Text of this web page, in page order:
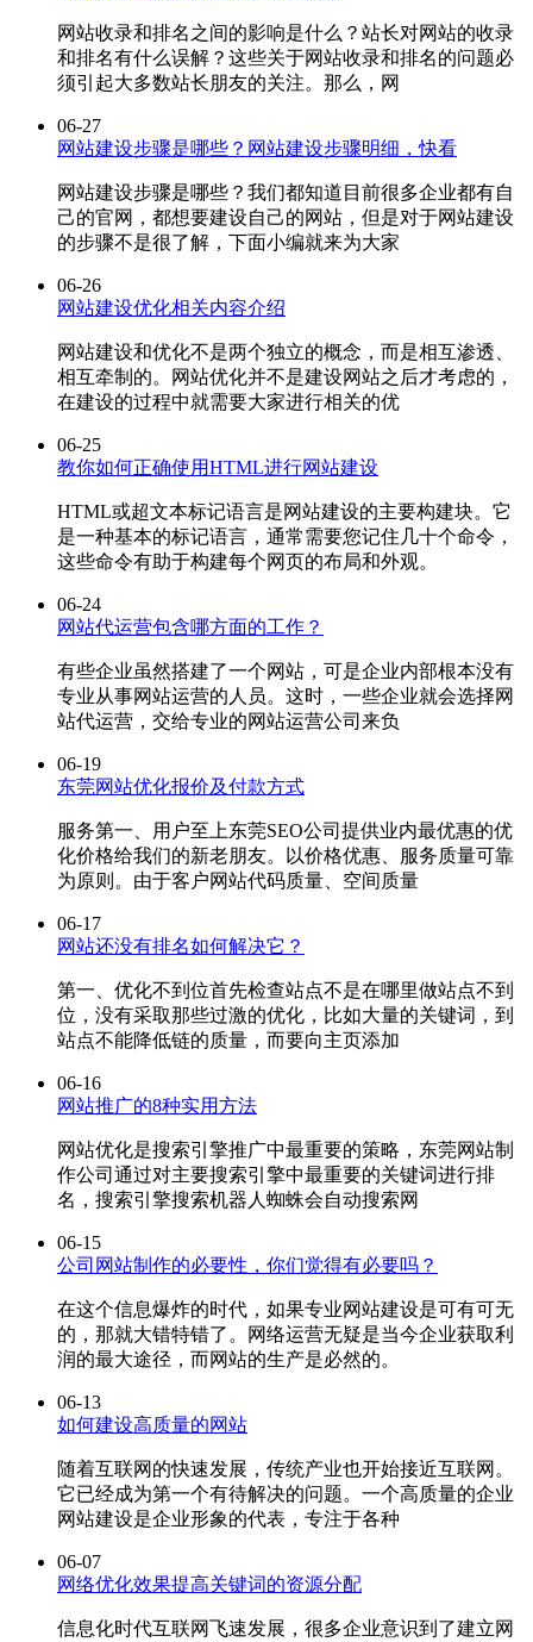
网站收录和排名之间的影响是什么？站长对网站的收录
和排名有什么误解？这些关于网站收录和排名的问题必
须引起大多数站长朋友的关注。那么，网
06-27
网站建设步骤是哪些？网站建设步骤明细，快看
网站建设步骤是哪些？我们都知道目前很多企业都有自
己的官网，都想要建设自己的网站，但是对于网站建设
的步骤不是很了解，下面小编就来为大家
06-26
网站建设优化相关内容介绍
网站建设和优化不是两个独立的概念，而是相互渗透、
相互牵制的。网站优化并不是建设网站之后才考虑的，
在建设的过程中就需要大家进行相关的优
06-25
教你如何正确使用HTML进行网站建设
HTML或超文本标记语言是网站建设的主要构建块。它
是一种基本的标记语言，通常需要您记住几十个命令，
这些命令有助于构建每个网页的布局和外观。
06-24
网站代运营包含哪方面的工作？
有些企业虽然搭建了一个网站，可是企业内部根本没有
专业从事网站运营的人员。这时，一些企业就会选择网
站代运营，交给专业的网站运营公司来负
06-19
东莞网站优化报价及付款方式
服务第一、用户至上东莞SEO公司提供业内最优惠的优
化价格给我们的新老朋友。以价格优惠、服务质量可靠
为原则。由于客户网站代码质量、空间质量
06-17
网站还没有排名如何解决它？
第一、优化不到位首先检查站点不是在哪里做站点不到
位，没有采取那些过激的优化，比如大量的关键词，到
站点不能降低链的质量，而要向主页添加
06-16
网站推广的8种实用方法
网站优化是搜索引擎推广中最重要的策略，东莞网站制
作公司通过对主要搜索引擎中最重要的关键词进行排
名，搜索引擎搜索机器人蜘蛛会自动搜索网
06-15
公司网站制作的必要性，你们觉得有必要吗？
在这个信息爆炸的时代，如果专业网站建设是可有可无
的，那就大错特错了。网络运营无疑是当今企业获取利
润的最大途径，而网站的生产是必然的。
06-13
如何建设高质量的网站
随着互联网的快速发展，传统产业也开始接近互联网。
它已经成为第一个有待解决的问题。一个高质量的企业
网站建设是企业形象的代表，专注于各种
06-07
网络优化效果提高关键词的资源分配
信息化时代互联网飞速发展，很多企业意识到了建立网